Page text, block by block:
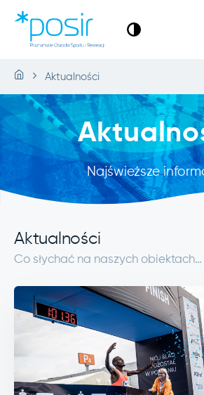
Aktualności
Najświeższe
Aktualności
Co słychać na naszych obiektach…